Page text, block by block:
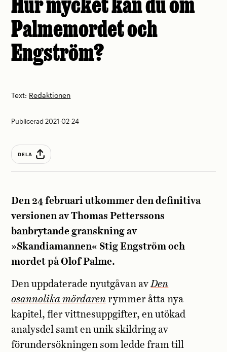
Palmemordet och
Engström?
Text: Redaktionen
Publicerad 2021-02-24
DELA
Den 24 februari utkommer den definitiva
versionen av Thomas Petterssons
banbrytande granskning av
»Skandiamannen« Stig Engström och
mordet på Olof Palme.
Denuppdaterade nyutgåvan avDen
osannolika mördaren rymmer åtta nya
kapitel, fler vittnesuppgifter, en utökad
analysdel samt en unik skildring av
förundersökningen som ledde fram till